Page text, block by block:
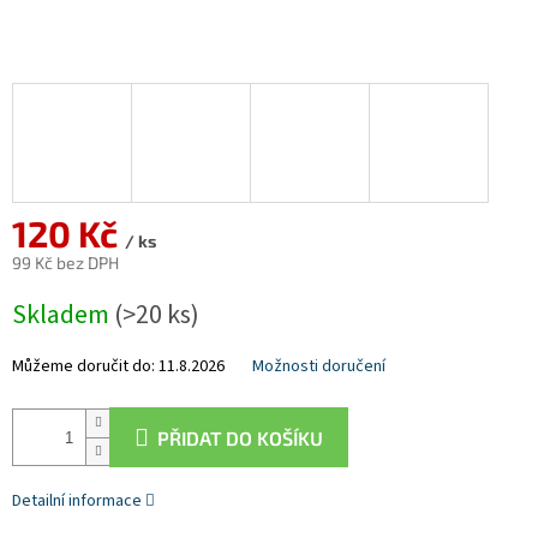
120 Kč / ks
99 Kč bez DPH
cena:
Skladem (>20 ks)
Můžeme doručit do: 11.8.2026 Možnosti doručení
PŘIDAT DO KOŠÍKU
Detailní informace